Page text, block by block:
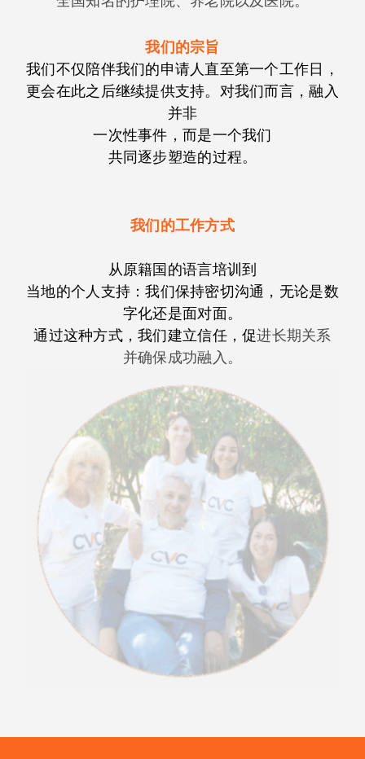
我们的宗旨
我们不仅陪伴我们的申请人直至第一个工作日，
更会在此之后继续提供支持。对我们而言，融入
并非
一次性事件，而是一个我们
共同逐步塑造的过程。
我们的工作方式
从原籍国的语言培训到
当地的个人支持：我们保持密切沟通，无论是数
字化还是面对面。
通过这种方式，我们建立信任，促进长期关系
并确保成功融入。